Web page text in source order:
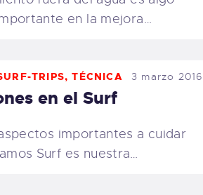
en la mejora…
TRIPS,TÉCNICA 3 marzo 2016
en el Surf
importantes a cuidar
Surf es nuestra…